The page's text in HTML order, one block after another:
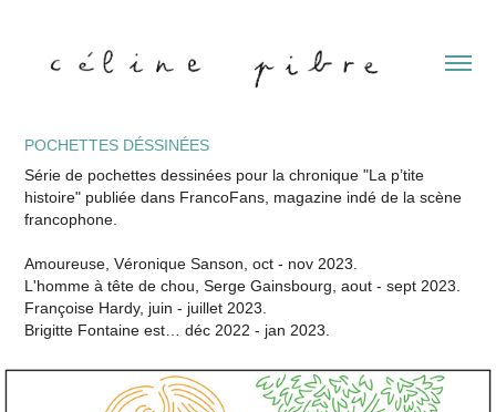
POCHETTES DÉSSINÉES
Série de pochettes dessinées pour la chronique "La p’tite
histoire" publiée dans FrancoFans, magazine indé de la scène
francophone.
Amoureuse, Véronique Sanson, oct - nov 2023.
L'homme à tête de chou, Serge Gainsbourg, aout - sept 2023.
Françoise Hardy, juin - juillet 2023.